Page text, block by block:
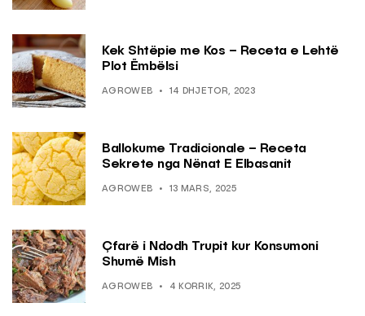
Kek Shtëpie me Kos – Receta e Lehtë
Plot Ëmbëlsi
AGROWEB 14 DHJETOR, 2023
Ballokume Tradicionale – Receta
Sekrete nga Nënat E Elbasanit
AGROWEB 13 MARS, 2025
Çfarë i Ndodh Trupit kur Konsumoni
Shumë Mish
AGROWEB 4 KORRIK, 2025